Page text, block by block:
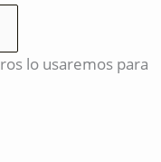
lo usaremos para